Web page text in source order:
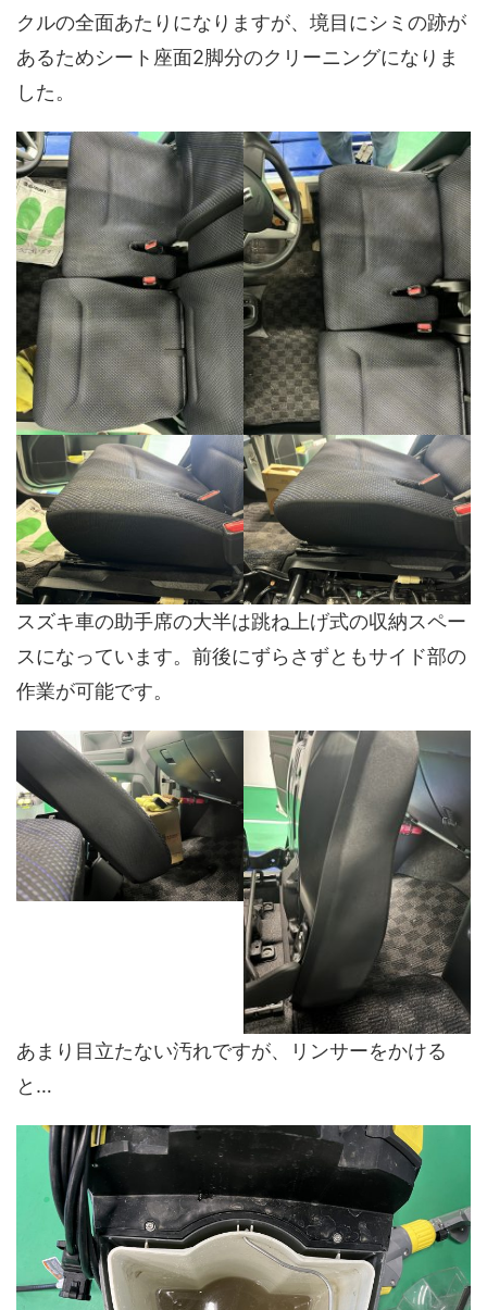
クルの全面あたりになりますが、境目にシミの跡が
あるためシート座面2脚分のクリーニングになりま
した。
スズキ車の助手席の大半は跳ね上げ式の収納スペー
スになっています。前後にずらさずともサイド部の
作業が可能です。
あまり目立たない汚れですが、リンサーをかける
と…